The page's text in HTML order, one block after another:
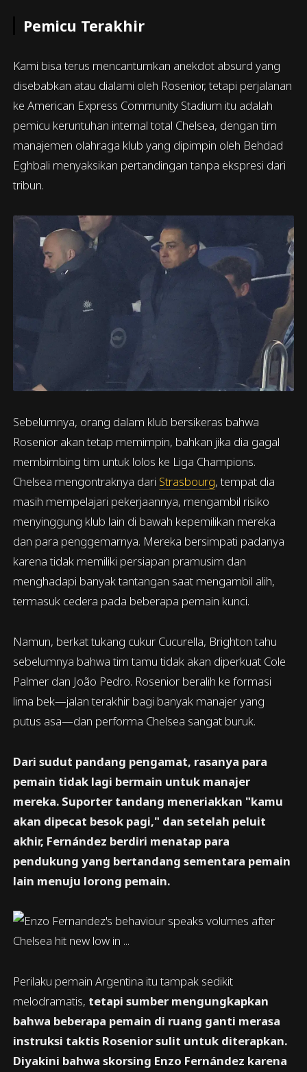
Pemicu Terakhir
Kami bisa terus mencantumkan anekdot absurd yang
disebabkan atau dialami oleh Rosenior, tetapi perjalanan
ke American Express Community Stadium itu adalah
pemicu keruntuhan internal total Chelsea, dengan tim
manajemen olahraga klub yang dipimpin oleh Behdad
Eghbali menyaksikan pertandingan tanpa ekspresi dari
tribun.
Sebelumnya, orang dalam klub bersikeras bahwa
Rosenior akan tetap memimpin, bahkan jika dia gagal
membimbing tim untuk lolos ke Liga Champions.
Chelsea mengontraknya dari Strasbourg, tempat dia
masih mempelajari pekerjaannya, mengambil risiko
menyinggung klub lain di bawah kepemilikan mereka
dan para penggemarnya. Mereka bersimpati padanya
karena tidak memiliki persiapan pramusim dan
menghadapi banyak tantangan saat mengambil alih,
termasuk cedera pada beberapa pemain kunci.
Namun, berkat tukang cukur Cucurella, Brighton tahu
sebelumnya bahwa tim tamu tidak akan diperkuat Cole
Palmer dan João Pedro. Rosenior beralih ke formasi
lima bek—jalan terakhir bagi banyak manajer yang
putus asa—dan performa Chelsea sangat buruk.
Dari sudut pandang pengamat, rasanya para
pemain tidak lagi bermain untuk manajer
mereka. Suporter tandang meneriakkan "kamu
akan dipecat besok pagi," dan setelah peluit
akhir, Fernández berdiri menatap para
pendukung yang bertandang sementara pemain
lain menuju lorong pemain.
Perilaku pemain Argentina itu tampak sedikit
melodramatis, tetapi sumber mengungkapkan
bahwa beberapa pemain di ruang ganti merasa
instruksi taktis Rosenior sulit untuk diterapkan.
Diyakini bahwa skorsing Enzo Fernández karena